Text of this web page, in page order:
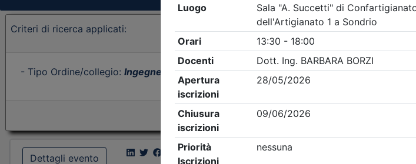
Criteri di ricerca applicati:
- Tipo Ordine/collegio: Ingegneri - Ordine:Sondrio- Eventi in programma dal7/8/2026
Dettagli evento